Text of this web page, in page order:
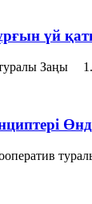
үй
Заңы